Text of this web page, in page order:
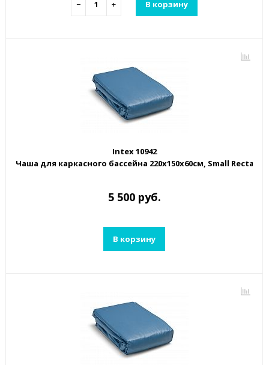
− + В корзину
Intex 10942
Чаша для каркасного бассейна 220x150x60см, Small
5 500 руб.
В корзину